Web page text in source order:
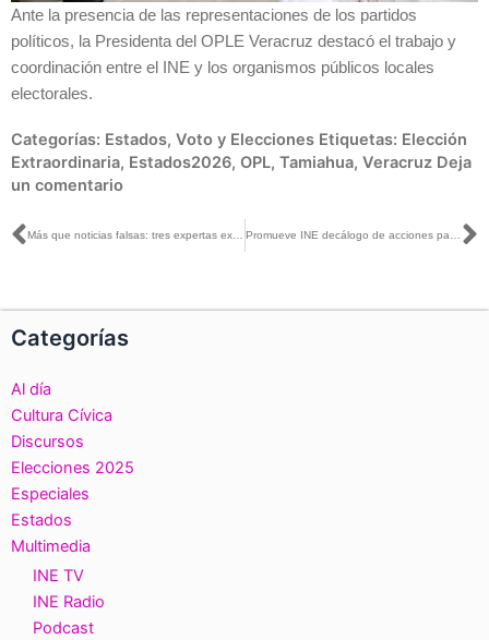
Ante la presencia de las representaciones de los partidos
políticos, la Presidenta del OPLE Veracruz destacó el trabajo y
coordinación entre el INE y los organismos públicos locales
electorales.
Categorías: Estados, Voto y Elecciones Etiquetas: Elección
Extraordinaria, Estados2026, OPL, Tamiahua, Veracruz Deja
un comentario
Ant
Categorías
Al día
Cultura Cívica
Discursos
Elecciones 2025
Especiales
Estados
Multimedia
INE TV
INE Radio
Podcast